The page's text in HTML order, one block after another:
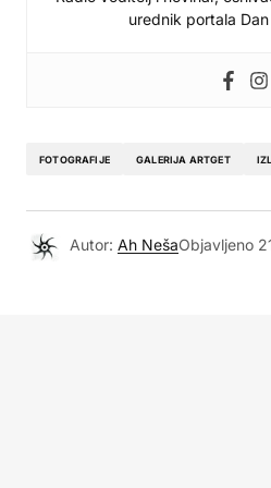
urednik portala
FOTOGRAFIJE GALERIJA ARTGET
Autor: Ah NešaObjavljeno